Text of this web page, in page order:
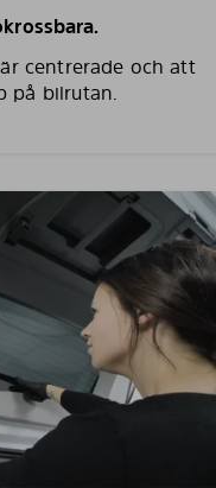
centrerade och att
på bilrutan.